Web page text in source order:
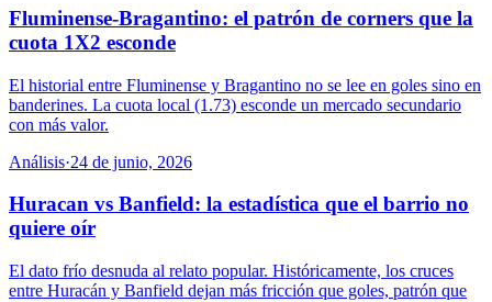
Fluminense-Bragantino: el patrón de corners que la
cuota 1X2 esconde
El historial entre Fluminense y Bragantino no se lee en goles sino en
banderines. La cuota local (1.73) esconde un mercado secundario
con más valor.
Análisis·24 de junio, 2026
Huracan vs Banfield: la estadística que el barrio no
quiere oír
El dato frío desnuda al relato popular. Históricamente, los cruces
entre Huracán y Banfield dejan más fricción que goles, patrón que